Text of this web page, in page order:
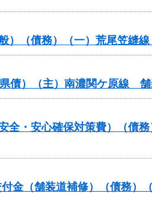
）（債務）（一）荒尾笠縫
債）（主）南濃関ケ原線
全・安心確保対策費）（債
金（舗装道補修）（債務